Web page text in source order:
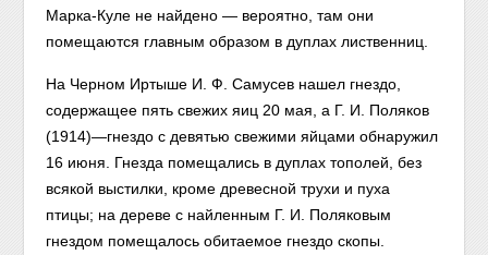
Марка-Куле не найдено — вероятно, там они
помещаются главным образом в дуплах лиственниц.
На Черном Иртыше И. Ф. Самусев нашел гнездо,
содержащее пять свежих яиц 20 мая, а Г. И. Поляков
(1914)—гнездо с девятью свежими яйцами обнаружил
16 июня. Гнезда помещались в дуплах тополей, без
всякой выстилки, кроме древесной трухи и пуха
птицы; на дереве с найленным Г. И. Поляковым
гнездом помещалось обитаемое гнездо скопы.